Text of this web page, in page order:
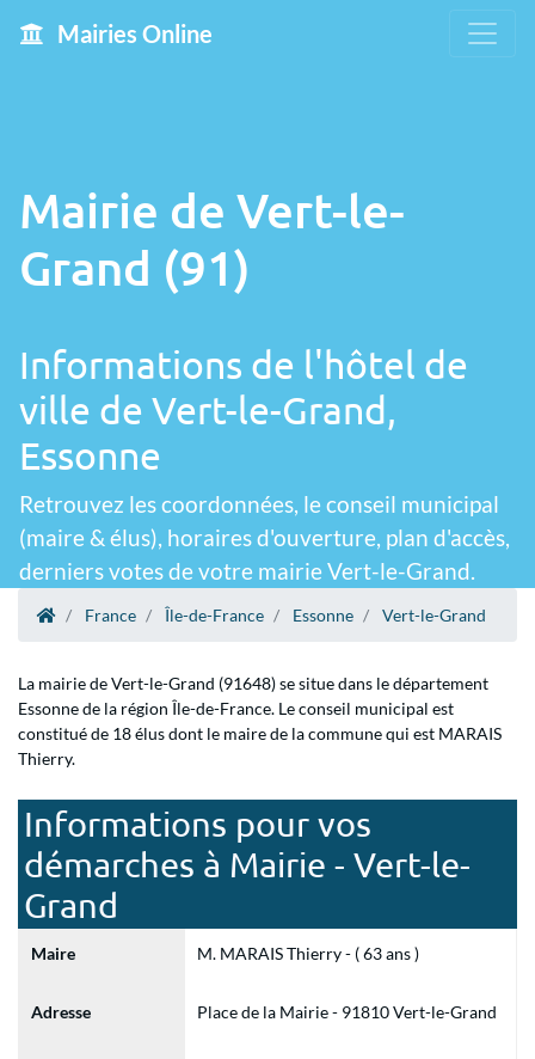
Mairies Online
Mairie de Vert-le-
Grand (91)
Informations de l'hôtel de
ville de Vert-le-Grand,
Essonne
Retrouvez les coordonnées, le conseil municipal
(maire & élus), horaires d'ouverture, plan d'accès,
derniers votes de votre mairie Vert-le-Grand.
France Île-de-France Essonne Vert-le-Grand
La mairie de Vert-le-Grand (91648) se situe dans le département
Essonne de la région Île-de-France. Le conseil municipal est
constitué de 18 élus dont le maire de la commune qui est MARAIS
Thierry.
Informations pour vos
démarches à Mairie - Vert-le-
Grand
Maire M. MARAIS Thierry - ( 63 ans )
Adresse Place de la Mairie - 91810 Vert-le-Grand